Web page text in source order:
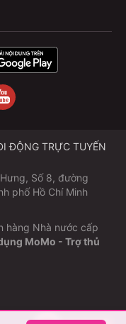
ĐỘNG TRỰC TUYẾN
Số 8, đường
phố Hồ Chí Minh
hàng Nhà nước cấp
MoMo - Trợ thủ